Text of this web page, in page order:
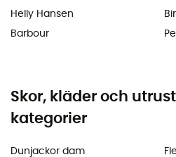
Helly Hansen
Barbour
Skor, kläder och
kategorier
Dunjackor dam